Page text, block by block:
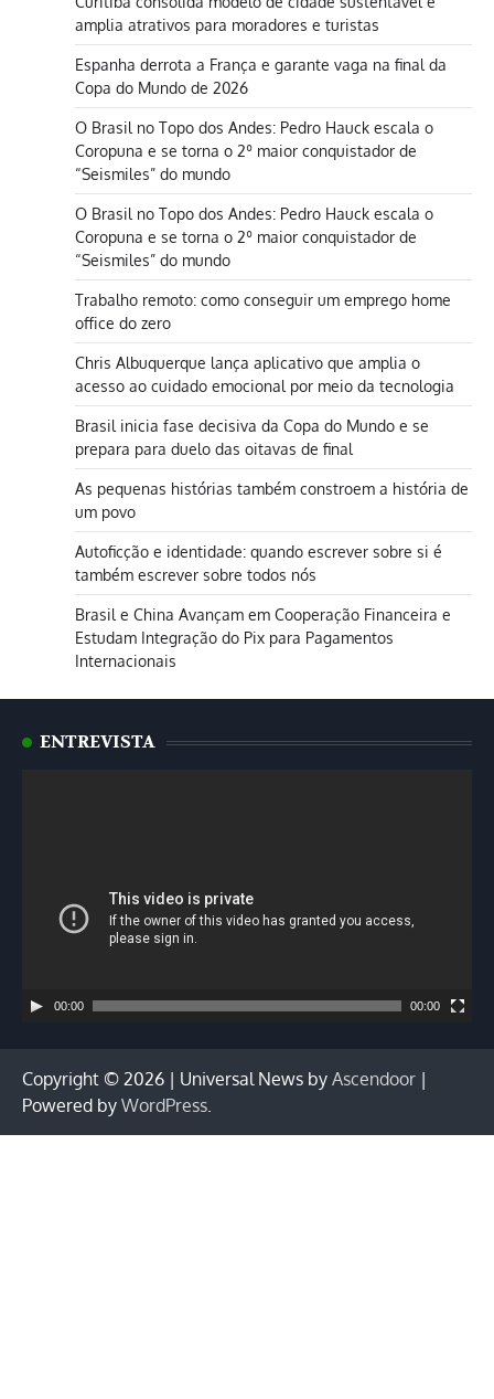
amplia atrativos para moradores e turistas
Espanha derrota a França e garante vaga na final da
Copa do Mundo de 2026
O Brasil no Topo dos Andes: Pedro Hauck escala o
Coropuna e se torna o 2º maior conquistador de
“Seismiles” do mundo
O Brasil no Topo dos Andes: Pedro Hauck escala o
Coropuna e se torna o 2º maior conquistador de
“Seismiles” do mundo
Trabalho remoto: como conseguir um emprego home
office do zero
Chris Albuquerque lança aplicativo que amplia o
acesso ao cuidado emocional por meio da tecnologia
Brasil inicia fase decisiva da Copa do Mundo e se
prepara para duelo das oitavas de final
As pequenas histórias também constroem a história de
um povo
Autoficção e identidade: quando escrever sobre si é
também escrever sobre todos nós
Brasil e China Avançam em Cooperação Financeira e
Estudam Integração do Pix para Pagamentos
Internacionais
ENTREVISTA
00:00 00:00
Copyright © 2026 | Universal News by Ascendoor |
Powered by WordPress.